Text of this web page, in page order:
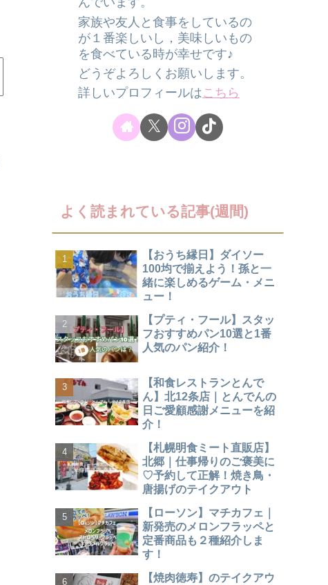
家族や友人と食事をしているの
が１番楽しいし，美味しいもの
を食べている時が幸せです♪
どうぞよろしくお願いします。
詳しいプロフィールはこちら
よく読まれている記事(週間)
【おうち縁日】ダイソー
100均で揃えよう！孫と一
緒に楽しめるゲーム・メニ
ュー！
【プティ・フール】スタッ
フおすすめパン10選と1番
人気のパン紹介！
【和食レストランとんで
ん】北12条店｜とんでんの
日ご愛顧感謝メニューを紹
介！
【札幌明食ミート直販店】
北郷｜仕事帰りのご褒美に
♡予約して正解！焼き鳥・
唐揚げのテイクアウト
【ローソン】マチカフェ｜
新発売のメロンフラッペと
定番商品も２種紹介しま
す！
【焼肉徳寿】のテイクアウ